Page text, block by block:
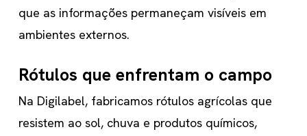
que as informações permaneçam visíveis em
ambientes externos.
Rótulos que enfrentam o campo
Na Digilabel, fabricamos rótulos agrícolas que
resistem ao sol, chuva e produtos químicos,